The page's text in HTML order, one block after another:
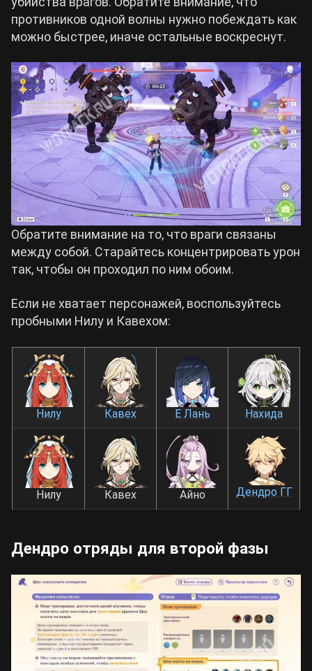
противников одной волны нужно побеждать как
можно быстрее, иначе остальные воскреснут.
Обратите внимание на то, что враги связаны
между собой. Старайтесь концентрировать урон
так, чтобы он проходил по ним обоим.
Если не хватает персонажей, воспользуйтесь
пробными Нилу и Кавехом:
Нилу Кавех Е Лань Нахида
Нилу Кавех Айно Дендро ГГ
Дендро отряды для второй фазы